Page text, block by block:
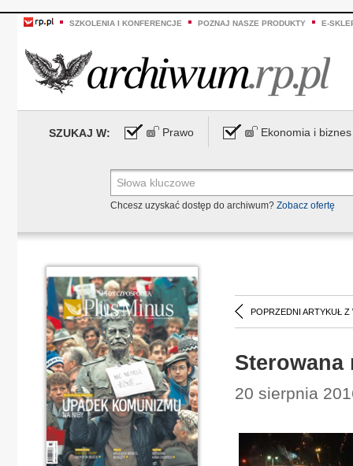
SZKOLENIA I KONFERENCJE POZNAJ NASZE PRODUKTY E-
SZUKAJ W: Prawo Ekonomia i biznes
Chcesz uzyskać dostęp do archiwum? Zobacz ofertę
POPRZEDNI ARTYKUŁ Z
Sterowana
20 sierpnia